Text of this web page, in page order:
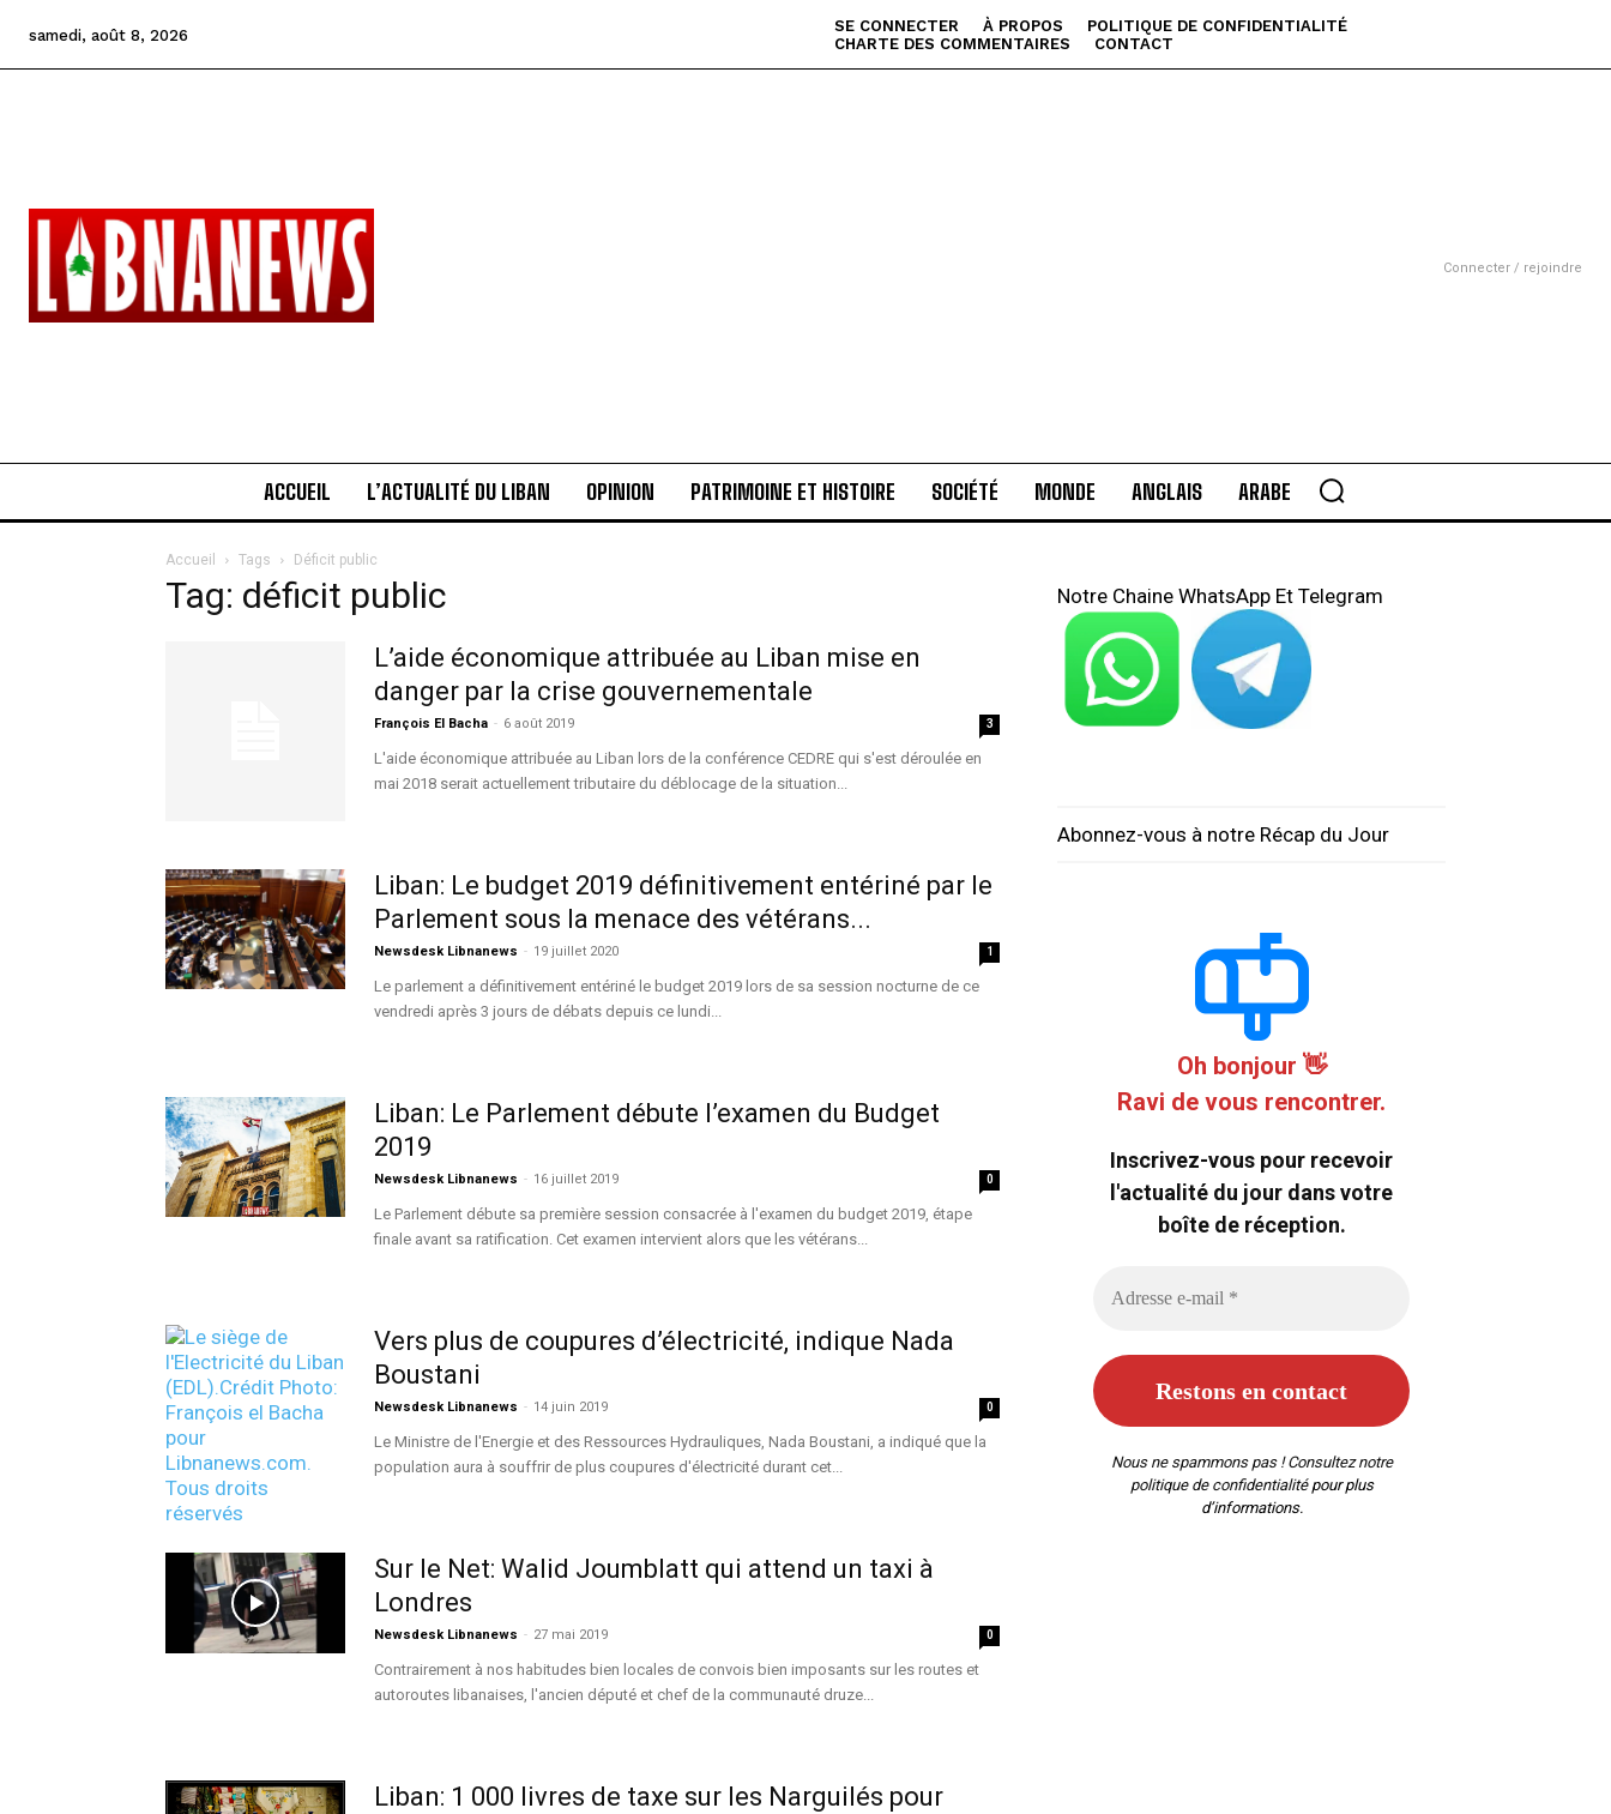
samedi, août 8, 2026 SE CONNECTER À PROPOS
POLITIQUE DE CONFIDENTIALITÉ
CHARTE DES COMMENTAIRES
CONTACT
Connecter / rejoindre
ACCUEIL L’ACTUALITÉ DU LIBAN OPINION PATRIMOINE ET HISTOIRE SOCIÉTÉ MONDE ANGLAIS ARABE
Accueil Tags Déficit public
Tag: déficit public
L’aide économique attribuée au Liban mise en
danger par la crise gouvernementale
François El Bacha - 6 août 2019 3
L'aide économique attribuée au Liban lors de la conférence CEDRE qui s'est déroulée en
mai 2018 serait actuellement tributaire du déblocage de la situation...
Liban: Le budget 2019 définitivement entériné par le
Parlement sous la menace des vétérans...
Newsdesk Libnanews - 19 juillet 2020 1
Le parlement a définitivement entériné le budget 2019 lors de sa session nocturne de ce
vendredi après 3 jours de débats depuis ce lundi...
Liban: Le Parlement débute l’examen du Budget
2019
Newsdesk Libnanews - 16 juillet 2019 0
Le Parlement débute sa première session consacrée à l'examen du budget 2019, étape
finale avant sa ratification. Cet examen intervient alors que les vétérans...
Vers plus de coupures d’électricité, indique Nada
Boustani
Newsdesk Libnanews - 14 juin 2019 0
Le Ministre de l'Energie et des Ressources Hydrauliques, Nada Boustani, a indiqué que la
population aura à souffrir de plus coupures d'électricité durant cet...
Sur le Net: Walid Joumblatt qui attend un taxi à
Londres
Newsdesk Libnanews - 27 mai 2019 0
Contrairement à nos habitudes bien locales de convois bien imposants sur les routes et
autoroutes libanaises, l'ancien député et chef de la communauté druze...
Liban: 1 000 livres de taxe sur les Narguilés pour
Notre Chaine WhatsApp Et Telegram
Abonnez-vous à notre Récap du Jour
Oh bonjour 👋
Ravi de vous rencontrer.
Inscrivez-vous pour recevoir
l'actualité du jour dans votre
boîte de réception.
Nous ne spammons pas ! Consultez notre
politique de confidentialitépour plus
d’informations.